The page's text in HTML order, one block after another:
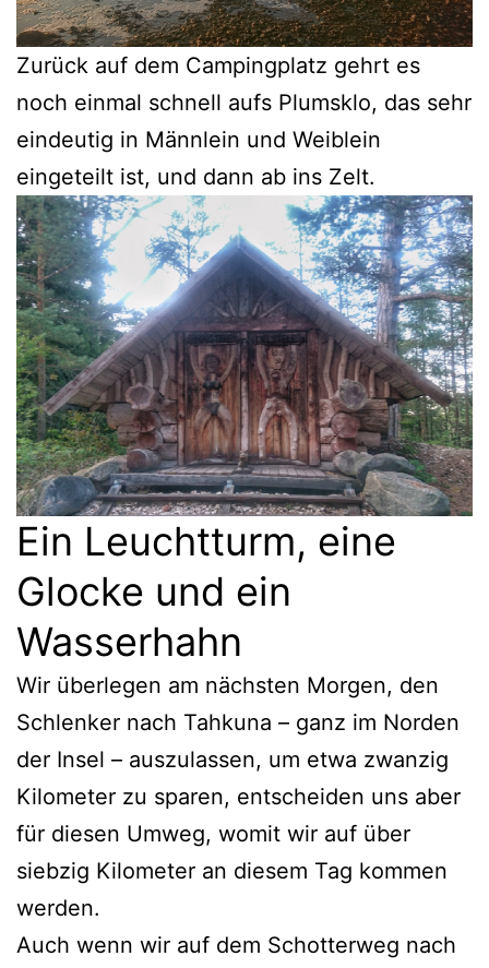
Zurück auf dem Campingplatz gehrt es
noch einmal schnell aufs Plumsklo, das sehr
eindeutig in Männlein und Weiblein
eingeteilt ist, und dann ab ins Zelt.
Ein Leuchtturm, eine
Glocke und ein
Wasserhahn
Wir überlegen am nächsten Morgen, den
Schlenker nach Tahkuna – ganz im Norden
der Insel – auszulassen, um etwa zwanzig
Kilometer zu sparen, entscheiden uns aber
für diesen Umweg, womit wir auf über
siebzig Kilometer an diesem Tag kommen
werden.
Auch wenn wir auf dem Schotterweg nach